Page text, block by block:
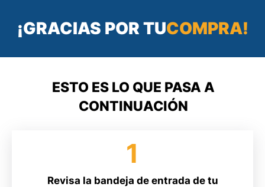
¡GRACIAS POR TUCOMPRA!
ESTO ES LO QUE PASA A
CONTINUACIÓN
1
Revisa la bandeja de entrada de tu